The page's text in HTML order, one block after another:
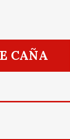
CAÑA